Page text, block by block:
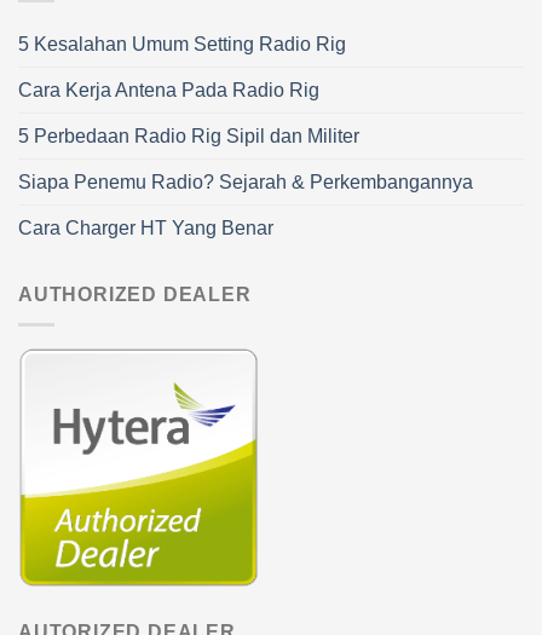
5 Kesalahan Umum Setting Radio Rig
Cara Kerja Antena Pada Radio Rig
5 Perbedaan Radio Rig Sipil dan Militer
Siapa Penemu Radio? Sejarah & Perkembangannya
Cara Charger HT Yang Benar
AUTHORIZED DEALER